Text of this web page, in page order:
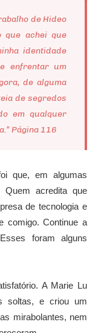
de Hideo
que achei que
identidade
enfrentar um
de alguma
de segredos
em qualquer
Página 116
que, em algumas
Quem acredita que
de tecnologia e
comigo. Continue a
foram alguns
A Marie Lu
soltas, e criou um
mirabolantes, nem